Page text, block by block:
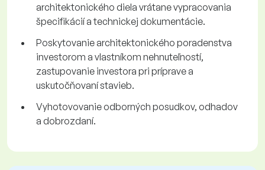
architektonického diela vrátane vypracovania
špecifikácií a technickej dokumentácie.
Poskytovanie architektonického poradenstva
investorom a vlastníkom nehnuteľností,
zastupovanie investora pri príprave a
uskutočňovaní stavieb.
Vyhotovovanie odborných posudkov, odhadov
a dobrozdaní.